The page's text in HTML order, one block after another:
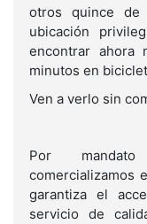
otros quince de
ubicación
encontrar
minutos en
Ven a verlo sin
Por
comercializamos
garantiza el
servicio de